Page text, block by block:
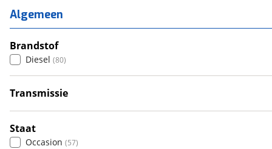
2 (17)
3 (14)
4 (42)
5 (3)
6+ (0)
Algemeen
Brandstof
Diesel (80)
Transmissie
Automatisch
Staat
Occasion (57)